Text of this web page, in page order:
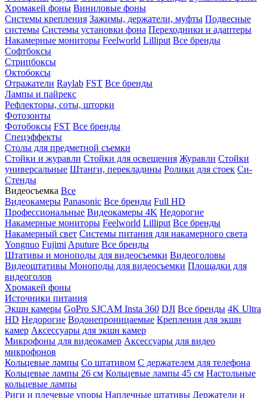
Хромакей фоны Виниловые фоны
Системы крепления Зажимы, держатели, муфты Подвесные
системы Системы установки фона Переходники и адаптеры
Накамерные мониторы Feelworld Lilliput Все бренды
Софтбоксы
Стрипбоксы
Октобоксы
Отражатели Raylab FST Все бренды
Лампы и пайрекс
Рефлекторы, соты, шторки
Фотозонты
Фотобоксы FST Все бренды
Спецэффекты
Столы для предметной съемки
Стойки и журавли Стойки для освещения Журавли Стойки
универсальные Штанги, перекладины Ролики для стоек Си-
Стенды
Видеосъемка Все
Видеокамеры Panasonic Все бренды Full HD
Профессиональные Видеокамеры 4K Недорогие
Накамерные мониторы Feelworld Lilliput Все бренды
Накамерный свет Системы питания для накамерного света
Yongnuo Fujimi Aputure Все бренды
Штативы и моноподы для видеосъемки Видеоголовы
Видеоштативы Моноподы для видеосъемки Площадки для
видеоголов
Хромакей фоны
Источники питания
Экшн камеры GoPro SJCAM Insta 360 DJI Все бренды 4K Ultra
HD Недорогие Водонепроницаемые Крепления для экшн
камер Аксессуары для экшн камер
Микрофоны для видеокамер Аксессуары для видео
микрофонов
Кольцевые лампы Со штативом C держателем для телефона
Кольцевые лампы 26 см Кольцевые лампы 45 см Настольные
кольцевые лампы
Риги и плечевые упоры Наплечные штативы Держатели и